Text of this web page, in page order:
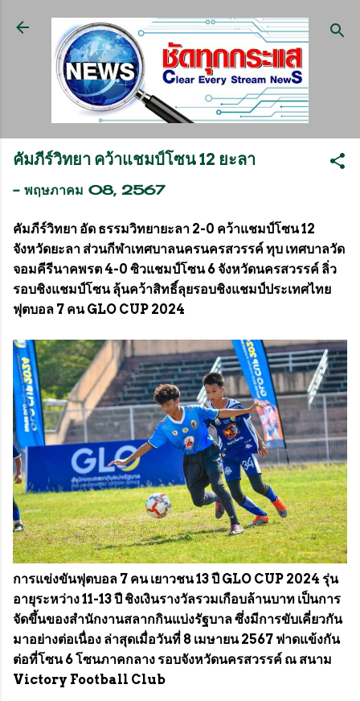
ข้ามไปที่เนื้อหาหลัก
คัมภีร์วิทยา คว้าแชมป์โซน 12 ยะลา
- พฤษภาคม 08, 2567
คัมภีร์วิทยา อัด ธรรมวิทยายะลา 2-0 คว้าแชมป์โซน 12
จังหวัดยะลา ส่วนกีฬาเทศบาลนครนครสวรรค์ ทุบ เทศบาลวัด
จอมคีรีนาคพรต 4-0 ซิวแชมป์โซน 6 จังหวัดนครสวรรค์ ลิ่ว
รอบชิงแชมป์โซน ลุ้นคว้าสิทธิ์ลุยรอบชิงแชมป์ประเทศไทย
ฟุตบอล 7 คน GLO CUP 2024
การแข่งขันฟุตบอล 7 คน เยาวชน 13 ปี GLO CUP 2024 รุ่น
อายุระหว่าง 11-13 ปี ชิงเงินรางวัลรวมเกือบล้านบาท เป็นการ
จัดขึ้นของสำนักงานสลากกินแบ่งรัฐบาล ซึ่งมีการขับเคี่ยวกัน
มาอย่างต่อเนื่อง ล่าสุดเมื่อวันที่ 8 เมษายน 2567 ฟาดแข้งกัน
ต่อที่โซน 6 โซนภาคกลาง รอบจังหวัดนครสวรรค์ ณ สนาม
Victory Football Club